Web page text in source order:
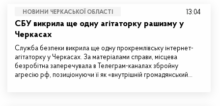
НОВИНИ ЧЕРКАСЬКОЇ ОБЛАСТІ
СБУ викрила ще одну агітаторку рашизму у
Черкасах
Служба безпеки викрила ще одну прокремлівську інтернет-
агітаторку у Черкасах. За матеріалами справи, місцева
безробітна заперечувала в Телеграм-каналах збройну
агресію рф, позиціонуючи її як «внутрішній громадянський…
13:04